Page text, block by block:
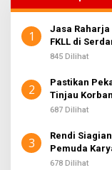
1
Jasa
FKLL di
845 Dilihat
2
Pastikan
Tinjau
687 Dilihat
3
Rendi
Pemuda
Sembiring
678 Dilihat